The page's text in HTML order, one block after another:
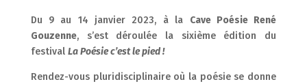
Du 9 au 14 janvier 2023, à la Cave Poésie René
Gouzenne, s’est déroulée la sixième édition du
festival La Poésie c’est le pied !
Rendez-vous pluridisciplinaire où la poésie se donne